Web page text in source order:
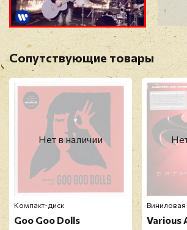
Прикрепить фото
Оставить отзыв
Перед публикацией отзывы
модерацию
Сопутствующие товары
Нет в наличии
Компакт-диск
Goo Goo Dolls
Виниловая
Various